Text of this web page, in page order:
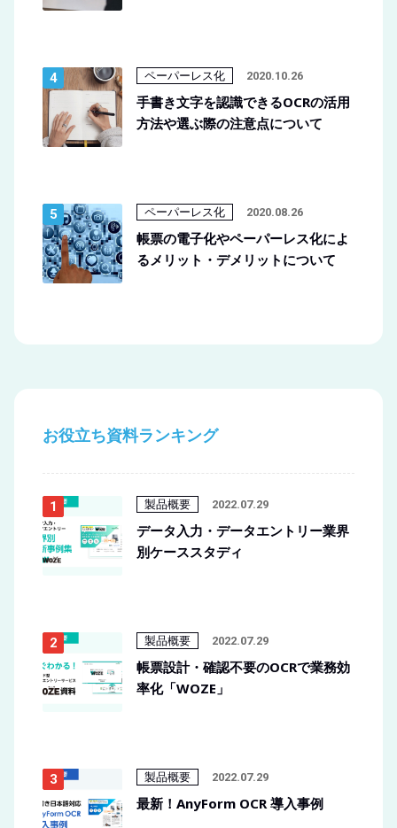
ペーパーレス化 2020.10.26
手書き文字を認識できるOCRの活用
方法や選ぶ際の注意点について
ペーパーレス化 2020.08.26
帳票の電子化やペーパーレス化によ
るメリット・デメリットについて
お役立ち資料ランキング
製品概要 2022.07.29
データ入力・データエントリー業界
別ケーススタディ
製品概要 2022.07.29
帳票設計・確認不要のOCRで業務効
率化「WOZE」
製品概要 2022.07.29
最新！AnyForm OCR 導入事例